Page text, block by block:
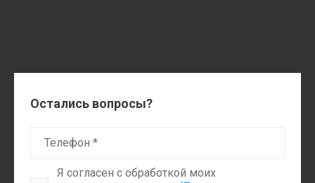
Остались вопросы?
Я согласен с обработкой моих